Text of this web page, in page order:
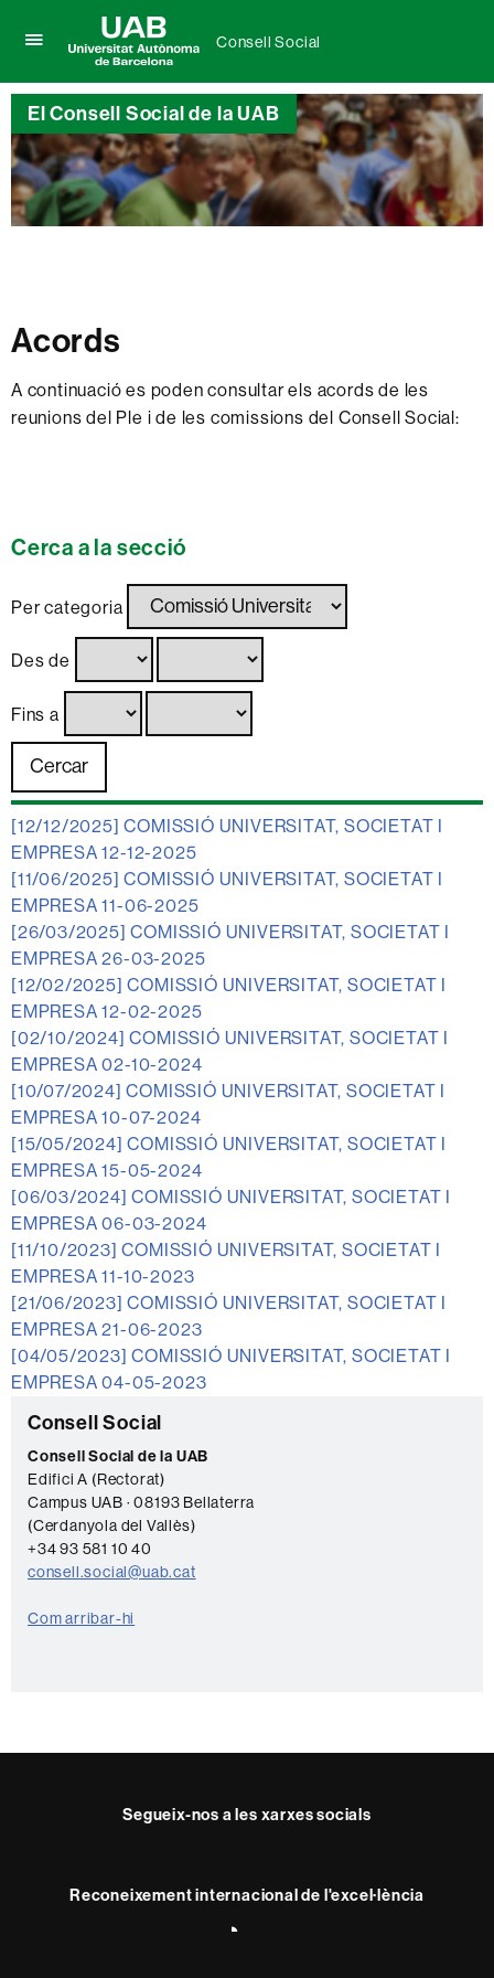
per
desplegar
el
menú
de
Consell
Social
Universitat
Autònoma
de
Barcelona
Consell Social
El Consell Social de la UAB
Acords
A continuació es poden consultar els acords de les
reunions del Ple i de les comissions del Consell Social:
Cerca a la secció
Per categoria
Des de
Fins a
[12/12/2025] COMISSIÓ UNIVERSITAT, SOCIETAT I
EMPRESA 12-12-2025
[11/06/2025] COMISSIÓ UNIVERSITAT, SOCIETAT I
EMPRESA 11-06-2025
[26/03/2025] COMISSIÓ UNIVERSITAT, SOCIETAT I
EMPRESA 26-03-2025
[12/02/2025] COMISSIÓ UNIVERSITAT, SOCIETAT I
EMPRESA 12-02-2025
[02/10/2024] COMISSIÓ UNIVERSITAT, SOCIETAT I
EMPRESA 02-10-2024
[10/07/2024] COMISSIÓ UNIVERSITAT, SOCIETAT I
EMPRESA 10-07-2024
[15/05/2024] COMISSIÓ UNIVERSITAT, SOCIETAT I
EMPRESA 15-05-2024
[06/03/2024] COMISSIÓ UNIVERSITAT, SOCIETAT I
EMPRESA 06-03-2024
[11/10/2023] COMISSIÓ UNIVERSITAT, SOCIETAT I
EMPRESA 11-10-2023
[21/06/2023] COMISSIÓ UNIVERSITAT, SOCIETAT I
EMPRESA 21-06-2023
[04/05/2023] COMISSIÓ UNIVERSITAT, SOCIETAT I
EMPRESA 04-05-2023
Informació
complementària
C
o
n
t
a
c
t
Consell Social
Consell Social de la UAB
Edifici A (Rectorat)
Campus UAB · 08193 Bellaterra
(Cerdanyola del Vallès)
+34 93 581 10 40
consell.social@uab.cat
Com arribar-hi
Segueix-nos a les xarxes socials
Reconeixement internacional de l'excel·lència